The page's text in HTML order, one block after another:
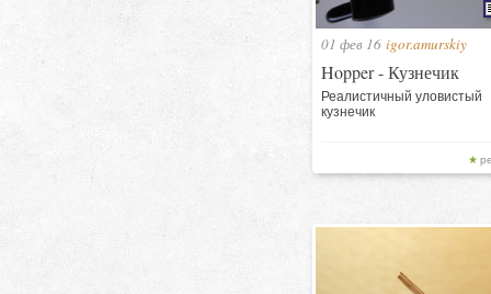
01 фев 16 igor.amurskiy
Hopper - Кузнечик
Реалистичный уловистый
кузнечик